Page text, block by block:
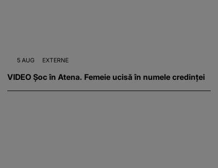
5 AUG EXTERNE
VIDEO Șoc în Atena. Femeie ucisă în numele credinței